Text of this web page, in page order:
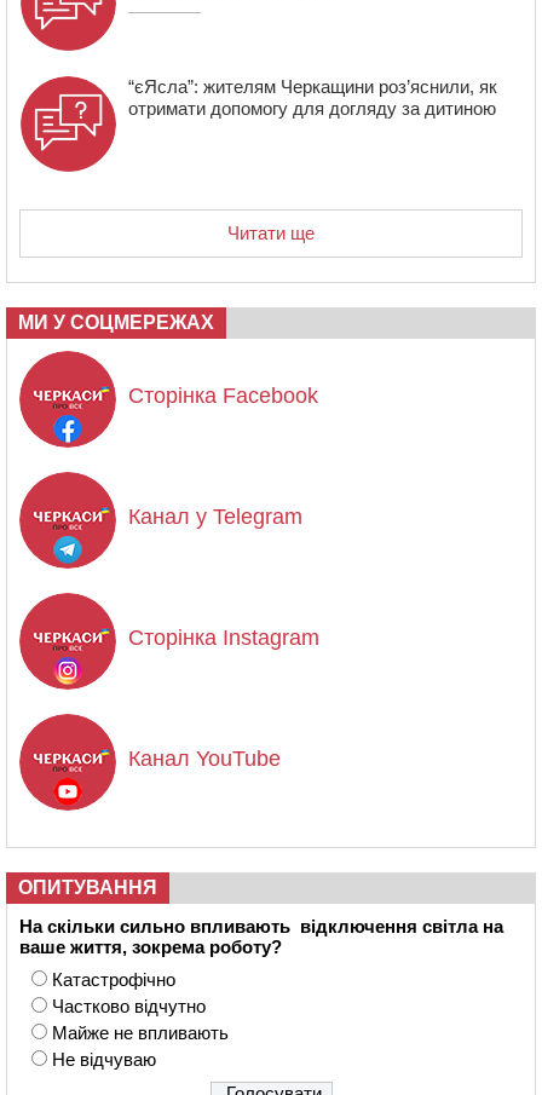
“єЯсла”: жителям Черкащини роз’яснили, як
отримати допомогу для догляду за дитиною
Читати ще
МИ У СОЦМЕРЕЖАХ
Сторінка Facebook
Канал у Telegram
Сторінка Instagram
Канал YouTube
ОПИТУВАННЯ
На скільки сильно впливають відключення світла на
ваше життя, зокрема роботу?
Катастрофічно
Частково відчутно
Майже не впливають
Не відчуваю